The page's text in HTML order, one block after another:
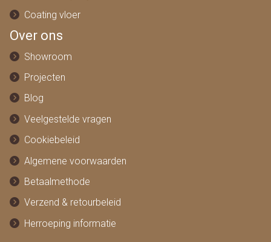
Coating vloer
Over ons
Showroom
Projecten
Blog
Veelgestelde vragen
Cookiebeleid
Algemene voorwaarden
Betaalmethode
Verzend & retourbeleid
Herroeping informatie